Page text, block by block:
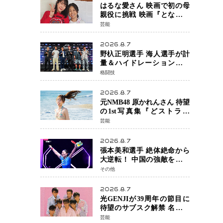
はるな愛さん 映画で初の母
親役に挑戦 映画『となりの
とらんす少女ちゃん』11月7
日公開 未来の自分との対話
を描く注目作
芸能
2026.8.7
野杁正明選手 海人選手が計
量＆ハイドレーションテス
トをクリア「ONE
SAMURAI 2」決戦へ万全の
準備整う
格闘技
2026.8.7
元NMB48 原かれんさん 待望
の1st写真集『どストライ
ク』発売決定 バリで魅せる
25歳の新境地
芸能
2026.8.7
張本美和選手 絶体絶命から
大逆転！ 中国の強敵を撃破
しWTT横浜でベスト8進出
その他
2026.8.7
光GENJIが39周年の節目に
待望のサブスク解禁 名曲の
数々がデジタル配信へ 40周
芸能